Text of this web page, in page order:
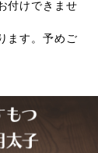
付けできませ
ます。予めご